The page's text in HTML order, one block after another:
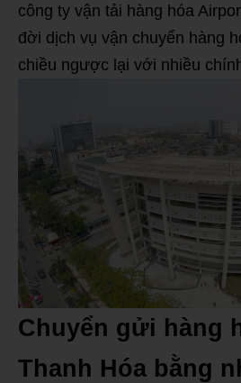
công ty vận tải hàng hóa
đời dịch vụ vận chuyển hàng
chiều ngược lại với nhiều
Chuyển gửi hàng
Thanh Hóa bằng